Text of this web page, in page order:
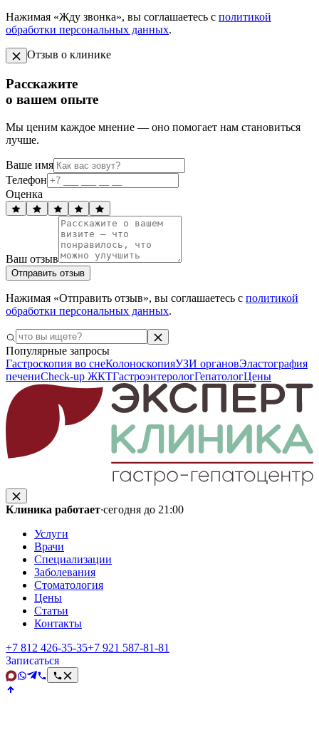
Нажимая «Жду звонка», вы соглашаетесь с политикой
обработки персональных данных.
Отзыв о клинике
Расскажите
о вашем опыте
Мы ценим каждое мнение — оно помогает нам становиться
лучше.
Ваше имя
Телефон
Оценка
Ваш отзыв
Отправить отзыв
Нажимая «Отправить отзыв», вы соглашаетесь с политикой
обработки персональных данных.
Популярные запросы
Гастроскопия во снеКолоноскопияУЗИ органовЭластография
печениCheck-up ЖКТГастроэнтерологГепатологЦены
Клиника работает·сегодня до 21:00
Услуги
Врачи
Специализации
Заболевания
Стоматология
Цены
Статьи
Контакты
+7 812 426‑35‑35+7 921 587‑81‑81
Записаться